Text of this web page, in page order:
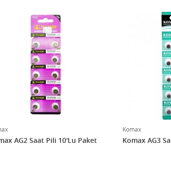
AG2 Saat Pili 10'Lu Paket
Komax
Komax AG3